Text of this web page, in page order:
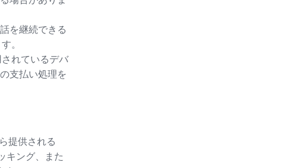
を継続できる
。
れているデバ
支払い処理を
提供される
キング、また